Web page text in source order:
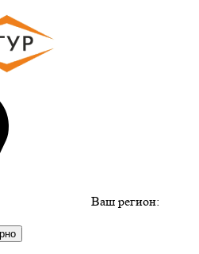
Ваш регион: